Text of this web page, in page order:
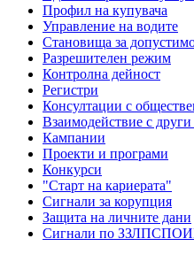
Профил на купувача
Управление на водите
Становища за
Разрешителен режим
Контролна дейност
Регистри
Консултации с
Взаимодействие с
Кампании
Проекти и програми
Конкурси
"Старт на кариерата"
Сигнали за корупция
Защита на личните дани
Сигнали по